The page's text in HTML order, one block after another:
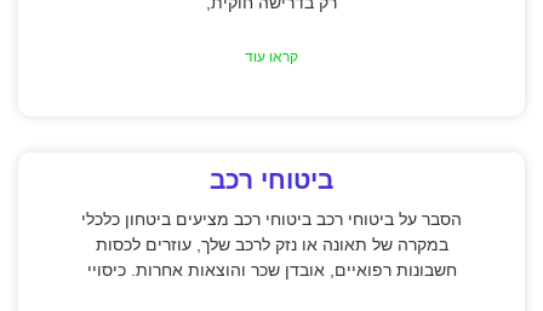
קראו עוד
ביטוחי רכב
הסבר על ביטוחי רכב ביטוחי רכב מציעים ביטחון כלכלי
במקרה של תאונה או נזק לרכב שלך, עוזרים לכסות
חשבונות רפואיים, אובדן שכר והוצאות אחרות. כיסויי